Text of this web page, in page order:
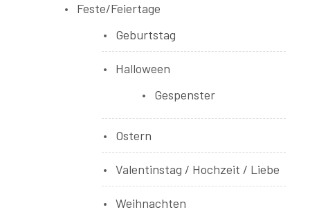
Feste/Feiertage
Geburtstag
Halloween
Gespenster
Ostern
Valentinstag / Hochzeit / Liebe
Weihnachten